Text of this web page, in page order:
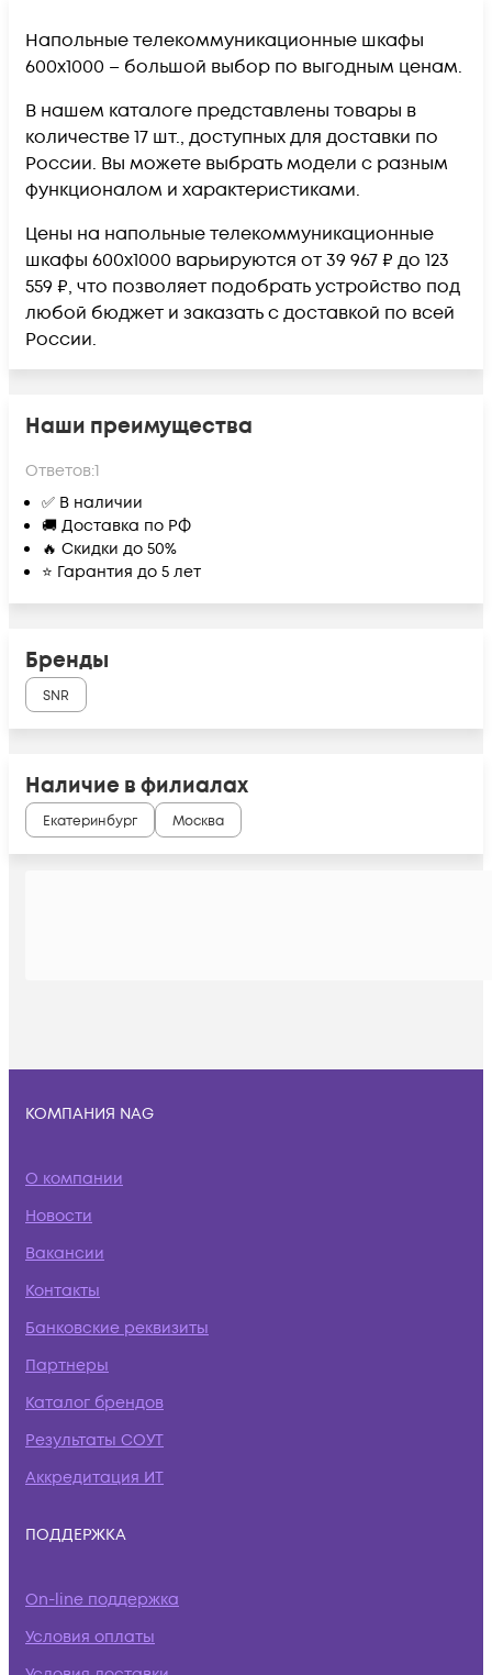
Напольные телекоммуникационные шкафы
600x1000 – большой выбор по выгодным ценам.
В нашем каталоге представлены товары в
количестве 17 шт., доступных для доставки по
России. Вы можете выбрать модели с разным
функционалом и характеристиками.
Цены на напольные телекоммуникационные
шкафы 600x1000 варьируются от 39 967 ₽ до 123
559 ₽, что позволяет подобрать устройство под
любой бюджет и заказать с доставкой по всей
России.
Наши преимущества
Ответов:1
✅ В наличии
🚚 Доставка по РФ
🔥 Скидки до 50%
⭐ Гарантия до 5 лет
Бренды
SNR
Наличие в филиалах
Екатеринбург Москва
КОМПАНИЯ NAG
О компании
Новости
Вакансии
Контакты
Банковские реквизиты
Партнеры
Каталог брендов
Результаты СОУТ
Аккредитация ИТ
ПОДДЕРЖКА
On-line поддержка
Условия оплаты